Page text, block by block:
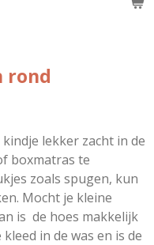
rond
lekker zacht in de
boxmatras te
zoals spugen, kun
Mocht je kleine
is de hoes makkelijk
in de was en is de